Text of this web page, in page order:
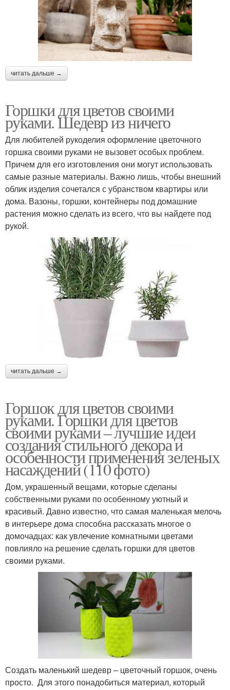
читать дальше →
Горшки для цветов своими
руками. Шедевр из ничего
Для любителей рукоделия оформление цветочного
горшка своими руками не вызовет особых проблем.
Причем для его изготовления они могут использовать
самые разные материалы. Важно лишь, чтобы внешний
облик изделия сочетался с убранством квартиры или
дома. Вазоны, горшки, контейнеры под домашние
растения можно сделать из всего, что вы найдете под
рукой.
читать дальше →
Горшок для цветов своими
руками. Горшки для цветов
своими руками – лучшие идеи
создания стильного декора и
особенности применения зеленых
насаждений (110 фото)
Дом, украшенный вещами, которые сделаны
собственными руками по особенному уютный и
красивый. Давно известно, что самая маленькая мелочь
в интерьере дома способна рассказать многое о
домочадцах: как увлечение комнатными цветами
повлияло на решение сделать горшки для цветов
своими руками.
Создать маленький шедевр – цветочный горшок, очень
просто. Для этого понадобиться материал, который